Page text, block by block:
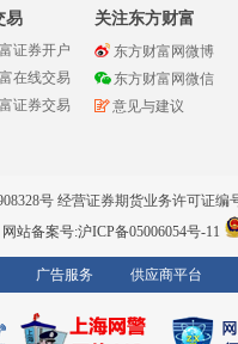
易
证券开户
在线交易
证券交易
关注东方财富
东方财富网微博
东方财富网微信
意见与建议
号 经营证券期货业务许可证编
网站备案号:沪ICP备05006054号-11
广告服务 供应商平台